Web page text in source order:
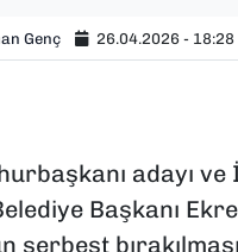
Genç 26.04.2026 - 18:28
adayı
Başkanı
serbest